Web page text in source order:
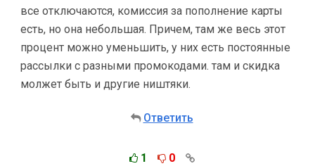
все отключаются, комиссия за пополнение карты
есть, но она небольшая. Причем, там же весь этот
процент можно уменьшить, у них есть постоянные
рассылки с разными промокодами. там и скидка
молжет быть и другие ништяки.
Ответить
1 0